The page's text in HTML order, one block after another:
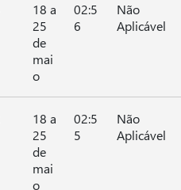
18 a
25
de
mai
o
02:5
6
Não
Aplicável
18 a
25
de
mai
o
02:5
5
Não
Aplicável